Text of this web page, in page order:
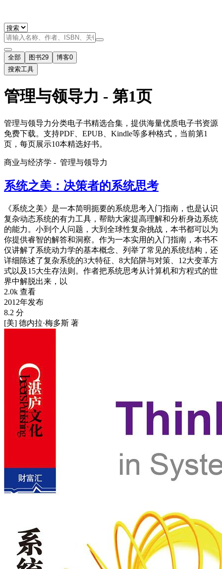
全部 图书29 博客0
搜索工具
管理与领导力 - 第1页
管理与领导力分类电子书精选合集，提供海量优质电子书资源
免费下载。支持PDF、EPUB、Kindle等多种格式，当前第1
页，每页展示10本精选好书。
商业与经济学 - 管理与领导力
系统之美：决策者的系统思考
《系统之美》是一本简明扼要的系统思考入门指南，也是认识
复杂动态系统的有力工具，帮助大家提高理解和分析身边系统
的能力。小到个人问题，大到全球性复杂挑战，本书都可以为
你提供睿智的解答和洞察。作为一本实用的入门指南，本书不
仅讲解了系统动力学的基本概念、列举了常见的系统结构，还
详细陈述了复杂系统的3大特征、8大陷阱与对策、12大变革方
式以及15大生存法则。作者把系统思考从计算机和方程式的世
界中解脱出来，以
2.0k 查看
2012年发布
8.2 分
[美] 德内拉·梅多斯 著